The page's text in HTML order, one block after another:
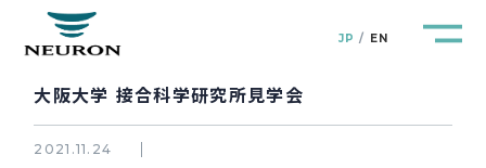
JP EN
大阪大学 接合科学研究所見学会
2021.11.24